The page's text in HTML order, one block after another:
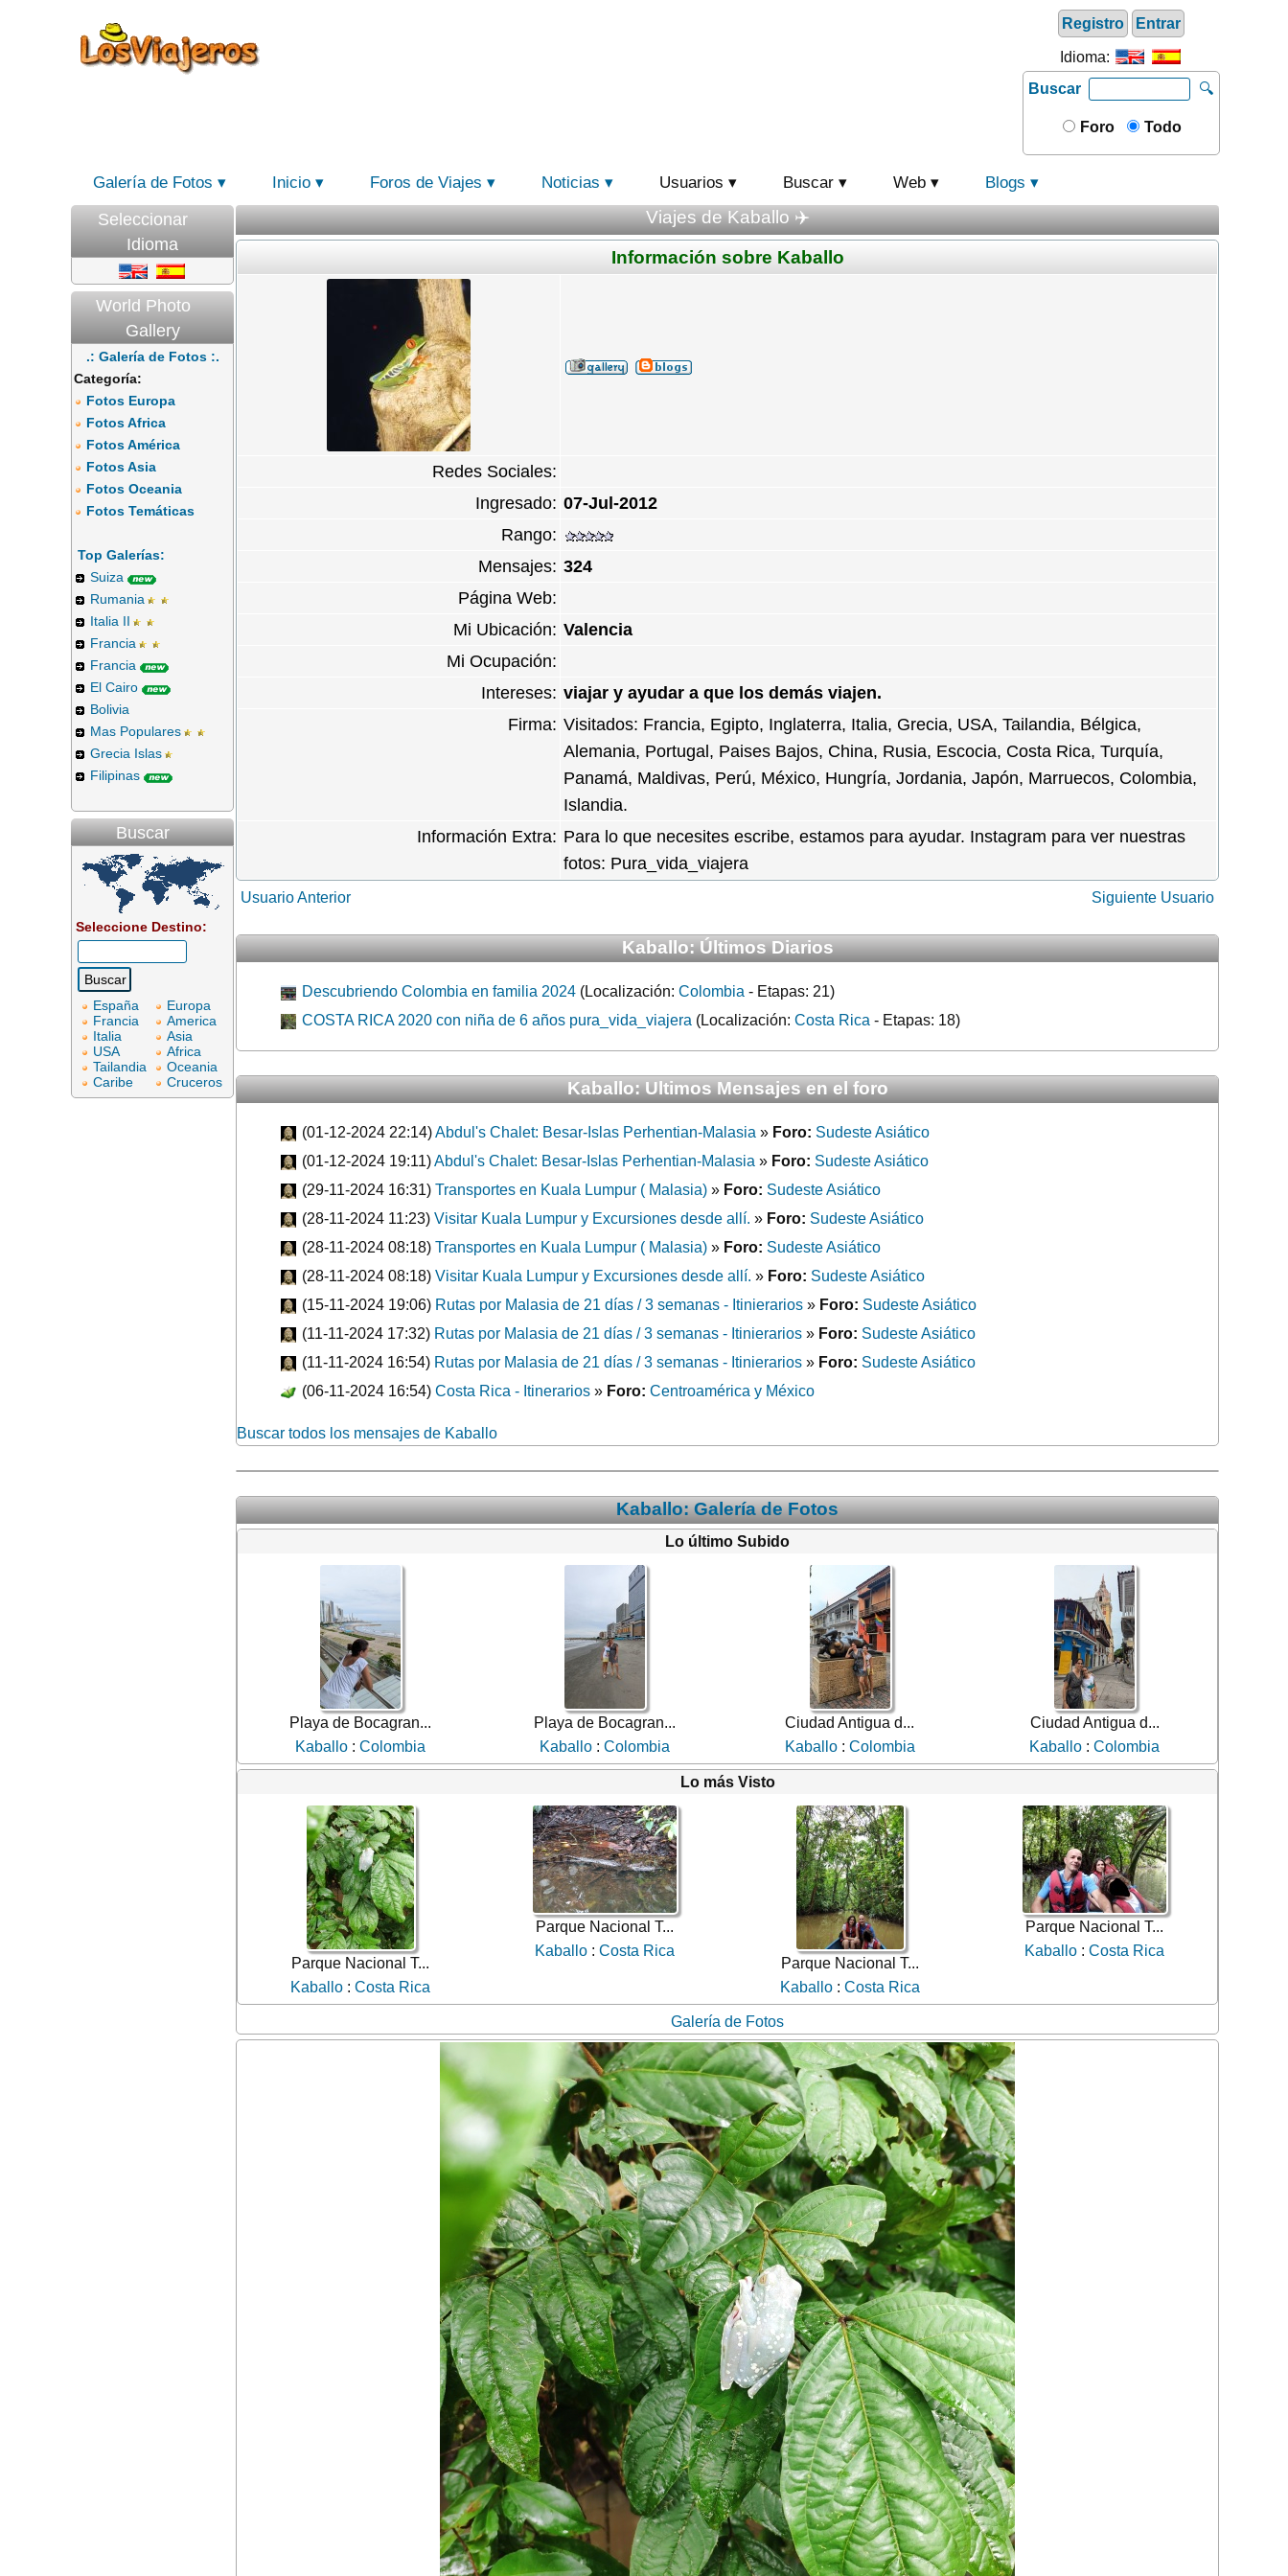
Registro Entrar
Idioma:
Buscar
🔍
Foro Todo
Galería de Fotos Inicio Foros de Viajes Noticias Usuarios Buscar Web Blogs
Seleccionar
Idioma
World Photo
Gallery
.: Galería de Fotos :.
Categoría:
Fotos Europa
Fotos Africa
Fotos América
Fotos Asia
Fotos Oceania
Fotos Temáticas
Top Galerías:
Suiza
Rumania
Italia II
Francia
Francia
El Cairo
Bolivia
Mas Populares
Grecia Islas
Filipinas
Buscar
Seleccione Destino:
España
Francia
Italia
USA
Tailandia
Caribe
Europa
America
Asia
Africa
Oceania
Cruceros
Viajes de Kaballo ✈️
Información sobre Kaballo
Redes Sociales:
Ingresado: 07-Jul-2012
Rango:
Mensajes: 324
Página Web:
Mi Ubicación: Valencia
Mi Ocupación:
Intereses: viajar y ayudar a que los demás viajen.
Firma: Visitados: Francia, Egipto, Inglaterra, Italia, Grecia, USA, Tailandia, Bélgica,
Alemania, Portugal, Paises Bajos, China, Rusia, Escocia, Costa Rica, Turquía,
Panamá, Maldivas, Perú, México, Hungría, Jordania, Japón, Marruecos, Colombia,
Islandia.
Información Extra: Para lo que necesites escribe, estamos para ayudar. Instagram para ver nuestras
fotos: Pura_vida_viajera
Usuario Anterior Siguiente Usuario
Kaballo: Últimos Diarios
Descubriendo Colombia en familia 2024 (Localización: Colombia - Etapas: 21)
COSTA RICA 2020 con niña de 6 años pura_vida_viajera (Localización: Costa Rica - Etapas: 18)
Kaballo: Ultimos Mensajes en el foro
(01-12-2024 22:14)Abdul's Chalet: Besar-Islas Perhentian-Malasia » Foro: Sudeste Asiático
(01-12-2024 19:11)Abdul's Chalet: Besar-Islas Perhentian-Malasia » Foro: Sudeste Asiático
(29-11-2024 16:31) Transportes en Kuala Lumpur ( Malasia) » Foro: Sudeste Asiático
(28-11-2024 11:23) Visitar Kuala Lumpur y Excursiones desde allí. » Foro: Sudeste Asiático
(28-11-2024 08:18) Transportes en Kuala Lumpur ( Malasia) » Foro: Sudeste Asiático
(28-11-2024 08:18) Visitar Kuala Lumpur y Excursiones desde allí. » Foro: Sudeste Asiático
(15-11-2024 19:06) Rutas por Malasia de 21 días / 3 semanas - Itinierarios » Foro: Sudeste Asiático
(11-11-2024 17:32) Rutas por Malasia de 21 días / 3 semanas - Itinierarios » Foro: Sudeste Asiático
(11-11-2024 16:54) Rutas por Malasia de 21 días / 3 semanas - Itinierarios » Foro: Sudeste Asiático
(06-11-2024 16:54) Costa Rica - Itinerarios » Foro: Centroamérica y México
Buscar todos los mensajes de Kaballo
Kaballo: Galería de Fotos
Lo último Subido
Playa de Bocagran...
Kaballo: Colombia
Playa de Bocagran...
Kaballo :Colombia
Ciudad Antigua d...
Kaballo: Colombia
Ciudad Antigua d...
Kaballo :Colombia
Lo más Visto
Parque Nacional T...
Kaballo: Costa Rica
Parque Nacional T...
Kaballo :Costa Rica
Parque Nacional T...
Kaballo: Costa Rica
Parque Nacional T...
Kaballo :Costa Rica
Galería de Fotos